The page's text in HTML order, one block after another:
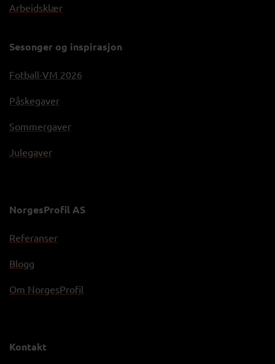
Arbeidsklær
Sesonger og inspirasjon
Fotball-VM 2026
Påskegaver
Sommergaver
Julegaver
NorgesProfil AS
Referanser
Blogg
Om NorgesProfil
Kontakt